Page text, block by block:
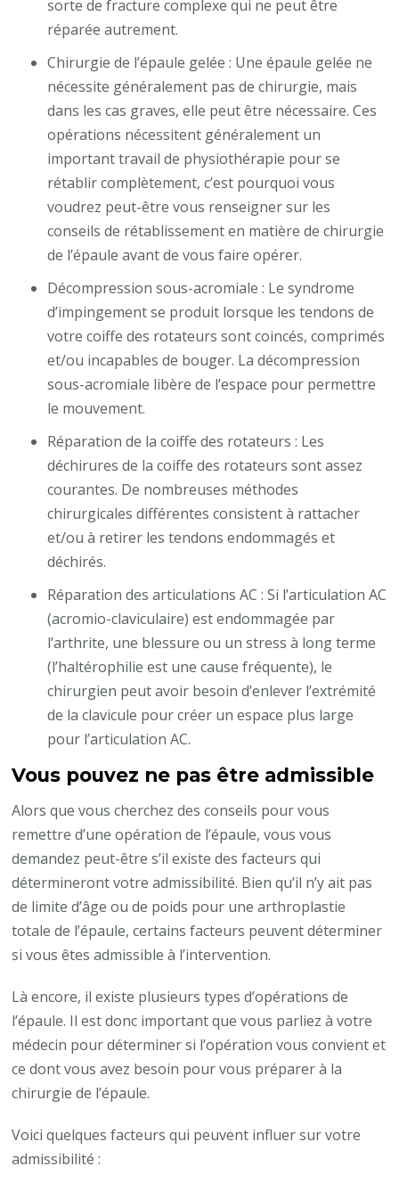
sorte de fracture complexe qui ne peut être
réparée autrement.
Chirurgie de l’épaule gelée : Une épaule gelée ne
nécessite généralement pas de chirurgie, mais
dans les cas graves, elle peut être nécessaire. Ces
opérations nécessitent généralement un
important travail de physiothérapie pour se
rétablir complètement, c’est pourquoi vous
voudrez peut-être vous renseigner sur les
conseils de rétablissement en matière de chirurgie
de l’épaule avant de vous faire opérer.
Décompression sous-acromiale : Le syndrome
d’impingement se produit lorsque les tendons de
votre coiffe des rotateurs sont coincés, comprimés
et/ou incapables de bouger. La décompression
sous-acromiale libère de l’espace pour permettre
le mouvement.
Réparation de la coiffe des rotateurs : Les
déchirures de la coiffe des rotateurs sont assez
courantes. De nombreuses méthodes
chirurgicales différentes consistent à rattacher
et/ou à retirer les tendons endommagés et
déchirés.
Réparation des articulations AC : Si l’articulation AC
(acromio-claviculaire) est endommagée par
l’arthrite, une blessure ou un stress à long terme
(l’haltérophilie est une cause fréquente), le
chirurgien peut avoir besoin d’enlever l’extrémité
de la clavicule pour créer un espace plus large
pour l’articulation AC.
Vous pouvez ne pas être admissible
Alors que vous cherchez des conseils pour vous
remettre d’une opération de l’épaule, vous vous
demandez peut-être s’il existe des facteurs qui
détermineront votre admissibilité. Bien qu’il n’y ait pas
de limite d’âge ou de poids pour une arthroplastie
totale de l’épaule, certains facteurs peuvent déterminer
si vous êtes admissible à l’intervention.
Là encore, il existe plusieurs types d’opérations de
l’épaule. Il est donc important que vous parliez à votre
médecin pour déterminer si l’opération vous convient et
ce dont vous avez besoin pour vous préparer à la
chirurgie de l’épaule.
Voici quelques facteurs qui peuvent influer sur votre
admissibilité :